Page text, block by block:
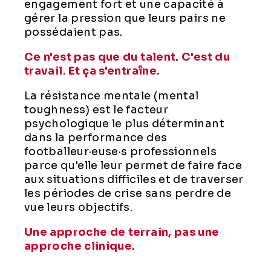
engagement fort et une capacité à
gérer la pression que leurs pairs ne
possédaient pas.
Ce n'est pas que du talent. C'est du
travail. Et ça s'entraîne.
La résistance mentale (mental
toughness) est le facteur
psychologique le plus déterminant
dans la performance des
footballeur·euse·s professionnels
parce qu'elle leur permet de faire face
aux situations difficiles et de traverser
les périodes de crise sans perdre de
vue leurs objectifs.
Une approche de terrain, pas une
approche clinique.